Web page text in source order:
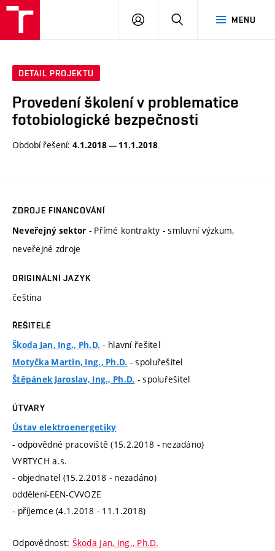
MENU
PŘIHLÁSIT
DETAIL PROJEKTU
Provedení školení v problematice
fotobiologické bezpečnosti
Období řešení: 4.1.2018 — 11.1.2018
ZDROJE FINANCOVÁNÍ
Neveřejný sektor - Přímé kontrakty - smluvní výzkum,
neveřejné zdroje
ORIGINÁLNÍ JAZYK
čeština
ŘEŠITELÉ
Škoda Jan, Ing., Ph.D. - hlavní řešitel
Motyčka Martin, Ing., Ph.D. - spoluřešitel
Štěpánek Jaroslav, Ing., Ph.D. - spoluřešitel
ÚTVARY
Ústav elektroenergetiky
- odpovědné pracoviště (15.2.2018 - nezadáno)
VYRTYCH a.s.
- objednatel (15.2.2018 - nezadáno)
oddělení-EEN-CVVOZE
- příjemce (4.1.2018 - 11.1.2018)
Odpovědnost: Škoda Jan, Ing., Ph.D.